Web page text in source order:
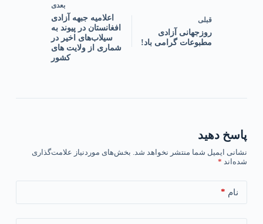
قبلی
‏روزجهانی آزادی
مطبوعات گرامی باد!
بعدی
‏اعلامیه جبهه آزادی
افغانستان در پیوند به
سیلاب‌های اخیر در
شماری از ولایت های
کشور
پاسخ دهید
نشانی ایمیل شما منتشر نخواهد شد. بخش‌های موردنیاز علامت‌گذاری
شده‌اند *
نام *